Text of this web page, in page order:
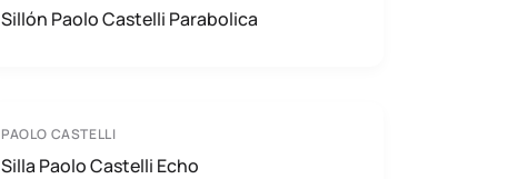
Sillón Paolo Castelli Parabolica
PAOLO CASTELLI
Silla Paolo Castelli Echo